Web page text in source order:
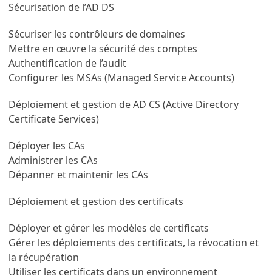
Sécurisation de l’AD DS
Sécuriser les contrôleurs de domaines
Mettre en œuvre la sécurité des comptes
Authentification de l’audit
Configurer les MSAs (Managed Service Accounts)
Déploiement et gestion de AD CS (Active Directory
Certificate Services)
Déployer les CAs
Administrer les CAs
Dépanner et maintenir les CAs
Déploiement et gestion des certificats
Déployer et gérer les modèles de certificats
Gérer les déploiements des certificats, la révocation et
la récupération
Utiliser les certificats dans un environnement